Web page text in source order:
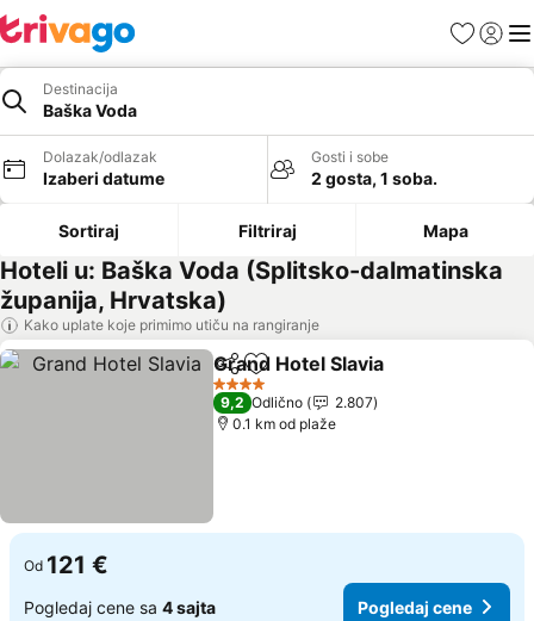
FavoritiPrijavi
Destinacija
Baška Voda
Dolazak/odlazak
Izaberi datume
Gosti i sobe
2 gosta, 1 soba.
Sortiraj Filtriraj Mapa
Hoteli u: Baška Voda (Splitsko-dalmatinska
županija, Hrvatska)
Kako uplate koje primimo utiču na rangiranje
Deli Dodati u favorite
Grand Hotel Slavia
4 Zvezdice
9,2 Odlično
2.807
0.1 km od plaže
Od 121 €
Pogledaj cene sa 4 sajta Pogledaj cene